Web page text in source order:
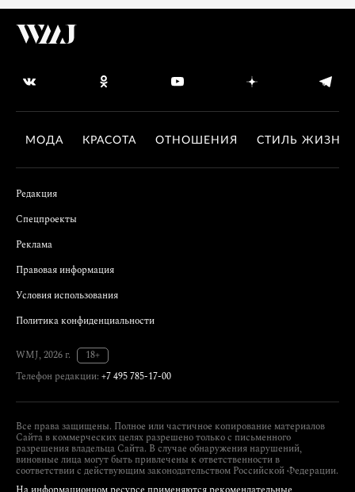
МОДА КРАСОТА ОТНОШЕНИЯ СТИЛЬ ЖИЗНИ
Редакция
Спецпроекты
Реклама
Правовая информация
Условия использования
Политика конфиденциальности
WMJ, 2026 г.
18+
Телефон редакции: +7 495 785-17-00
Все права защищены. Полное или частичное копирование материалов
Сайта в коммерческих целях разрешено только с письменного
разрешения владельца Сайта. В случае обнаружения нарушений,
виновные лица могут быть привлечены к ответственности в
соответствии с действующим законодательством Российской Федерации.